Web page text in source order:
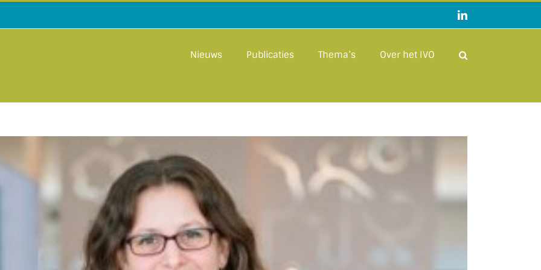
LinkedIn
Nieuws Publicaties Thema’s Over het IVO